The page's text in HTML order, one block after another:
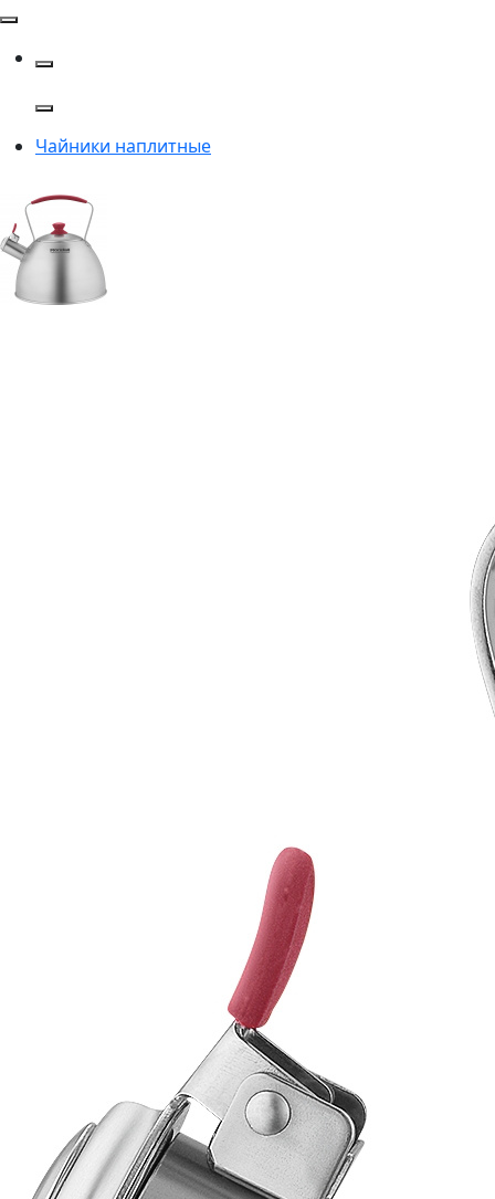
Чайники наплитные